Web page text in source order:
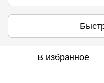
В избранное